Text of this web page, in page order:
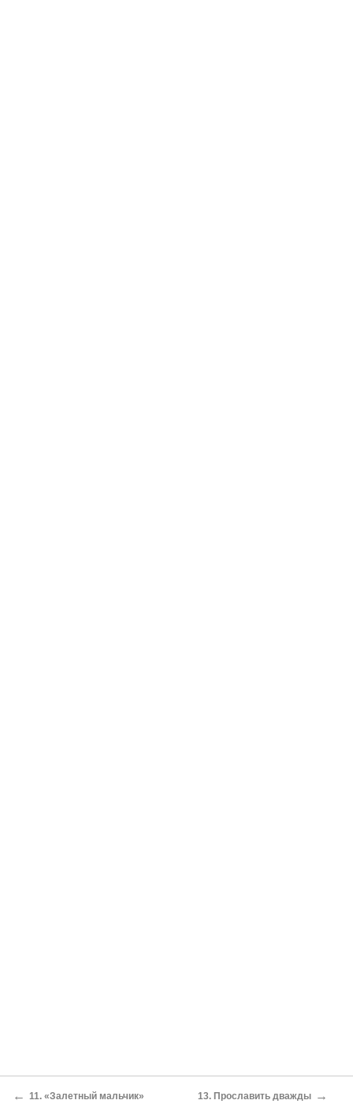
← 11. «Залетный мальчик» 13. Прославить дважды →